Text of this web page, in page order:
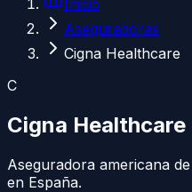
Inicio
Aseguradoras
Cigna Healthcare
C
Cigna Healthcare
Aseguradora americana
en España.